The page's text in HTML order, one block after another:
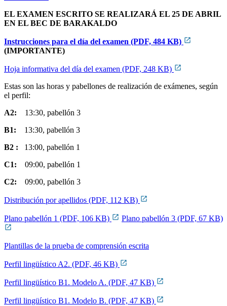
EL EXAMEN ESCRITO SE REALIZARÁ EL 25 DE ABRIL
EN EL BEC DE BARAKALDO
Instrucciones para el día del examen (PDF, 484 KB)
(IMPORTANTE)
Hoja informativa del día del examen (PDF, 248 KB)
Estas son las horas y pabellones de realización de exámenes, según
el perfil:
A2:
13:30, pabellón 3
B1:
13:30, pabellón 3
B2 : 13:00, pabellón 1
C1: 09:00, pabellón 1
C2:
09:00, pabellón 3
Distribución por apellidos (PDF, 112 KB)
Plano pabellón 1 (PDF, 106 KB) Plano pabellón 3 (PDF, 67 KB)
Plantillas de la prueba de comprensión escrita
Perfil lingüístico A2. (PDF, 46 KB)
Perfil lingüístico B1. Modelo A. (PDF, 47 KB)
Perfil lingüístico B1. Modelo B. (PDF, 47 KB)